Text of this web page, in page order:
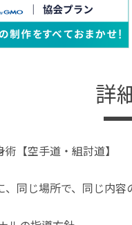
詳
【空手道・組討道】
同じ場所で、同じ内容